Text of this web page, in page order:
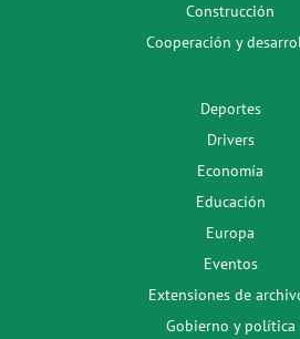
Construcción
Cooperación y
Deportes
Drivers
Economía
Educación
Europa
Eventos
Extensiones de
Gobierno y política